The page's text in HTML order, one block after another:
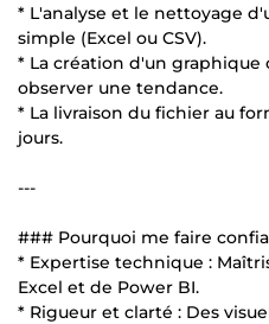
* L'analyse et le nettoyage
simple (Excel ou CSV).
* La création d'un graphique
observer une tendance.
* La livraison du fichier au
jours.
---
### Pourquoi me faire
* Expertise technique :
Excel et de Power BI.
* Rigueur et clarté : Des